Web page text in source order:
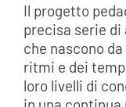
Il progetto
precisa serie
che nascono
ritmi e dei
loro livelli di